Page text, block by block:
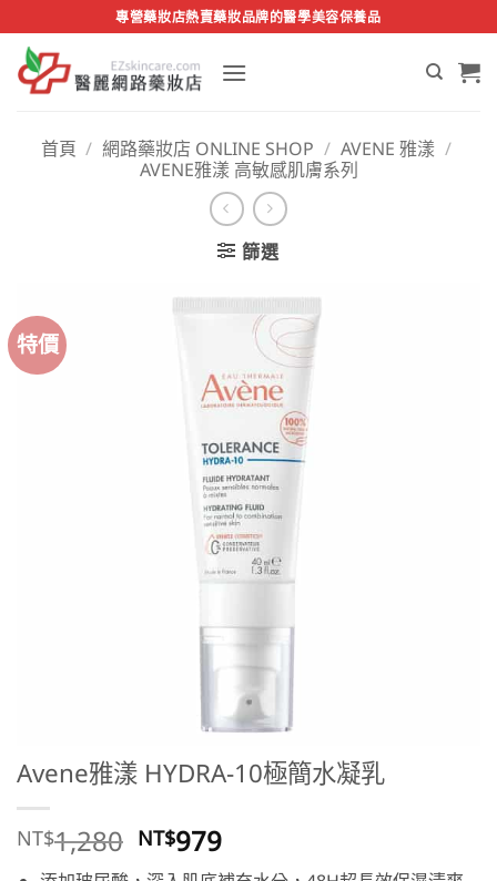
to
content
專營藥妝店熱賣藥妝品牌的醫學美容保養品
首頁 / 網路藥妝店 ONLINE SHOP / AVENE 雅漾 /
AVENE雅漾 高敏感肌膚系列
篩選
特價
Avene雅漾 HYDRA-10極簡水凝乳
NT$1,280 原
始
NT$979目
前